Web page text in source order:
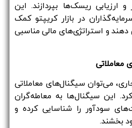
و ارزیابی ریسک‌ها بپردازند. این
در بازار کریپتو کمک
و استراتژی‌های مالی مناسبی
معاملاتی
می‌توان سیگنال‌های معاملاتی
این سیگنال‌ها به معامله‌گران
سودآور را شناسایی کرده و
بخشند.